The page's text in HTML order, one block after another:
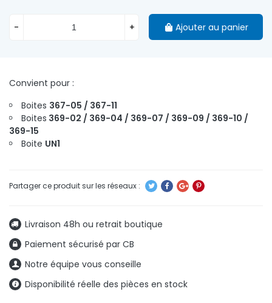
Convient pour :
Boites 367-05 / 367-11
Boites 369-02 / 369-04 / 369-07 / 369-09 / 369-10 /
369-15
Boite UN1
Livraison 48h ou retrait boutique
Paiement sécurisé par CB
Notre équipe vous conseille
Disponibilité réelle des pièces en stock
- + Ajouter au panier